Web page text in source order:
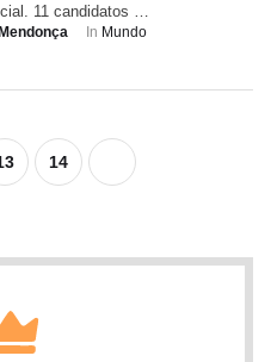
11 candidatos …
In Mundo
14